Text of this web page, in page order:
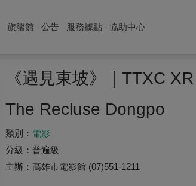
旗艦館 公告 服務據點 協助中心
《遇見東坡》｜TTXC
The Recluse Dongpo
類別： 電影
分級： 普遍級
主辦： 高雄市電影館 (07)551-1211